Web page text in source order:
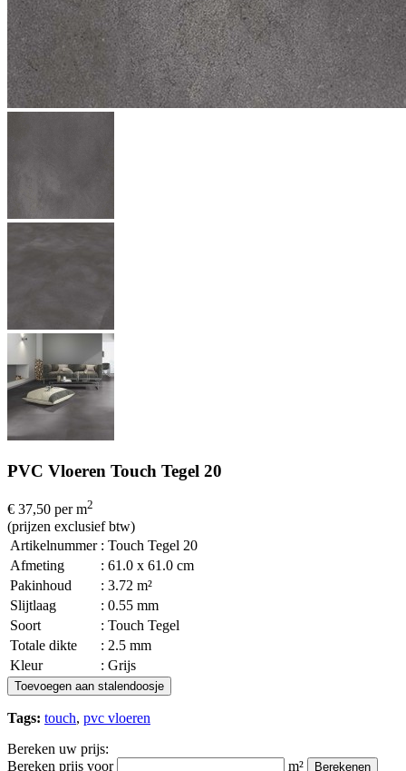
PVC Vloeren Touch Tegel 20
€ 37,50 per m2
(prijzen exclusief btw)
Artikelnummer : Touch Tegel 20
Afmeting
: 61.0 x 61.0 cm
Pakinhoud
: 3.72 m²
Slijtlaag
: 0.55 mm
Soort
: Touch Tegel
Totale dikte
: 2.5 mm
Kleur
: Grijs
Toevoegen aan stalendoosje
Tags: touch, pvc vloeren
Bereken uw prijs:
Bereken prijs voor
m² Berekenen